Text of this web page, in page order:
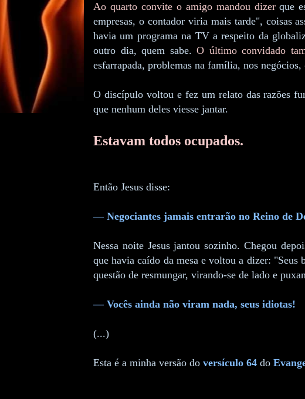
Ao quarto convite o amigo mandou dizerque
empresas, o contador viria mais tarde", coisas
havia um programa na TV a respeito da
outro dia, quem sabe.O último convidado
esfarrapada, problemas na família, nos negócios,
O discípulo voltou e fez um relato das razões
que nenhum deles viesse jantar.
Estavam todos ocupados.
Então Jesus disse:
— Negociantes jamais entrarão no Reino de
Nessa noite Jesus jantou sozinho. Chegou
que havia caído da mesa e voltou a dizer: "Seus
questão de resmungar, virando-se de lado e
— Vocês ainda não viram nada, seus idiotas!
(...)
Esta é a minha versão do versículo 64 do